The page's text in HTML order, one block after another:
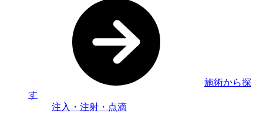
施術から探
す
注入・注射・点滴